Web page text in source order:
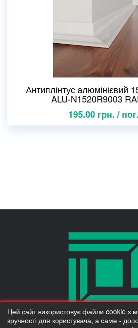
Антиплінтус алюмінієвий
ALU-N1520R9003
195.00 грн. /
Надано SendPulse
Цей сайт використовує файли cookie з
зручності для користувача, а саме -